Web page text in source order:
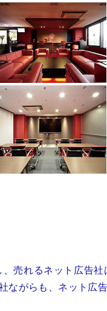
売れるネット広告
ながらも、ネット広